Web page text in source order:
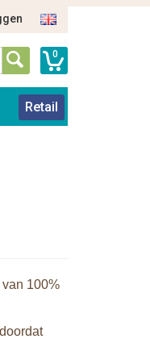
0
Retail
100%